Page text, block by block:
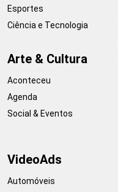
Esportes
Ciência e Tecnologia
Arte & Cultura
Aconteceu
Agenda
Social & Eventos
VideoAds
Automóveis